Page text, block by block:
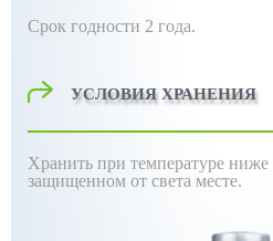
Срок годности 2 года.
УСЛОВИЯ ХРАНЕНИЯ
Хранить при температуре ниже
защищенном от света месте.